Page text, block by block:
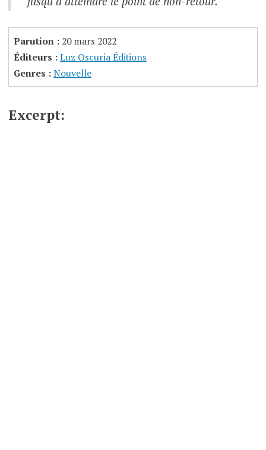
Parution : 20 mars 2022
Éditeurs :Luz Oscuria Éditions
Genres :Nouvelle
Excerpt: